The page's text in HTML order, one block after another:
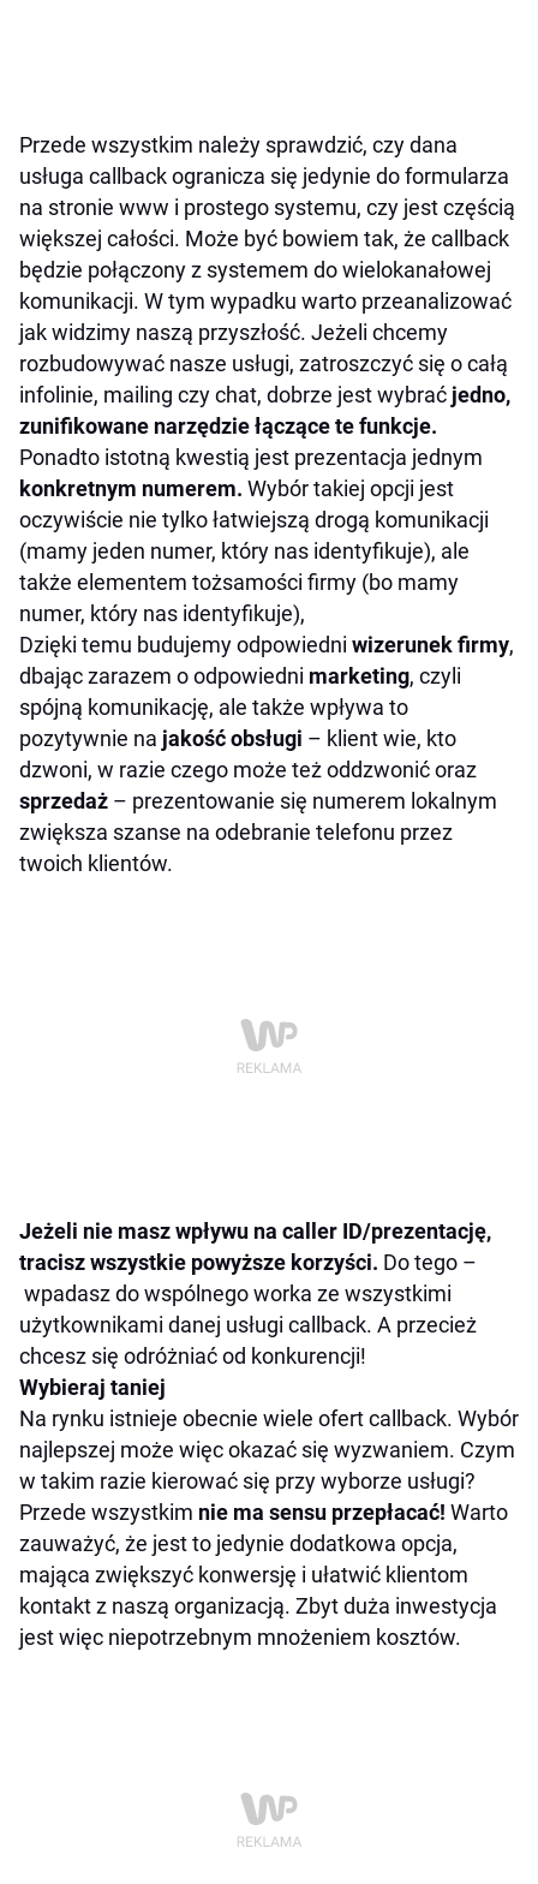
Przede wszystkim należy sprawdzić, czy dana
usługa callback ogranicza się jedynie do formularza
na stronie www i prostego systemu, czy jest częścią
większej całości. Może być bowiem tak, że callback
będzie połączony z systemem do wielokanałowej
komunikacji. W tym wypadku warto przeanalizować
jak widzimy naszą przyszłość. Jeżeli chcemy
rozbudowywać nasze usługi, zatroszczyć się o całą
infolinie, mailing czy chat, dobrze jest wybrać jedno,
zunifikowane narzędzie łączące te funkcje.
Ponadto istotną kwestią jest prezentacja jednym
konkretnym numerem. Wybór takiej opcji jest
oczywiście nie tylko łatwiejszą drogą komunikacji
(mamy jeden numer, który nas identyfikuje), ale
także elementem tożsamości firmy (bo mamy
numer, który nas identyfikuje),
Dzięki temu budujemy odpowiedni wizerunek firmy,
dbając zarazem o odpowiedni marketing, czyli
spójną komunikację, ale także wpływa to
pozytywnie na jakość obsługi – klient wie, kto
dzwoni, w razie czego może też oddzwonić oraz
sprzedaż – prezentowanie się numerem lokalnym
zwiększa szanse na odebranie telefonu przez
twoich klientów.
Jeżeli nie masz wpływu na caller ID/prezentację,
tracisz wszystkie powyższe korzyści. Do tego –
wpadasz do wspólnego worka ze wszystkimi
użytkownikami danej usługi callback. A przecież
chcesz się odróżniać od konkurencji!
Wybieraj taniej
Na rynku istnieje obecnie wiele ofert callback. Wybór
najlepszej może więc okazać się wyzwaniem. Czym
w takim razie kierować się przy wyborze usługi?
Przede wszystkim nie ma sensu przepłacać! Warto
zauważyć, że jest to jedynie dodatkowa opcja,
mająca zwiększyć konwersję i ułatwić klientom
kontakt z naszą organizacją. Zbyt duża inwestycja
jest więc niepotrzebnym mnożeniem kosztów.